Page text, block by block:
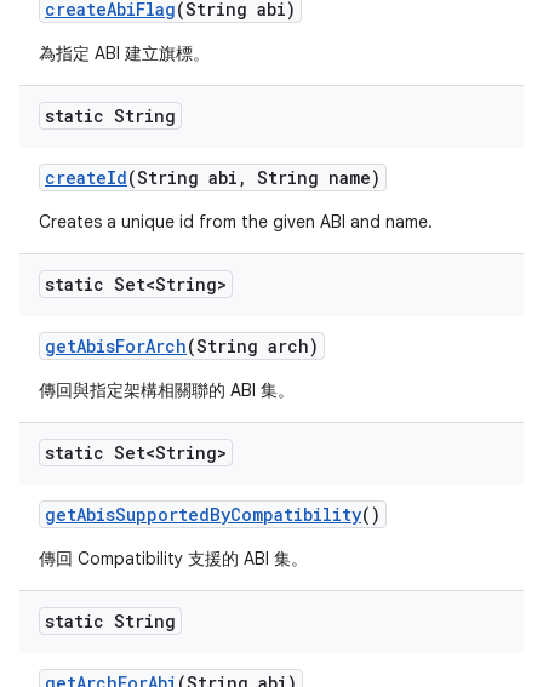
createAbiFlag(String abi)
為指定 ABI 建立旗標。
static String
createId(String abi , String name)
Creates a unique id from the given ABI and name.
static Set<String>
getAbisForArch(String arch)
傳回與指定架構相關聯的 ABI 集。
static Set<String>
getAbisSupportedByCompatibility()
傳回 Compatibility 支援的 ABI 集。
static String